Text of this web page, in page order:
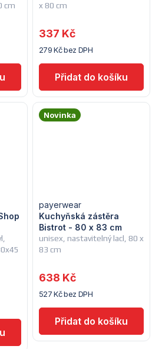
cm
x 80 cm
279 Kč bez DPH
337 Kč
Novinka
unisex, nastavitelný lacl, 80 x
83 cm
Kuchyňská zástěra
Bistrot - 80 x 83 cm
payerwear
527 Kč bez DPH
638 Kč